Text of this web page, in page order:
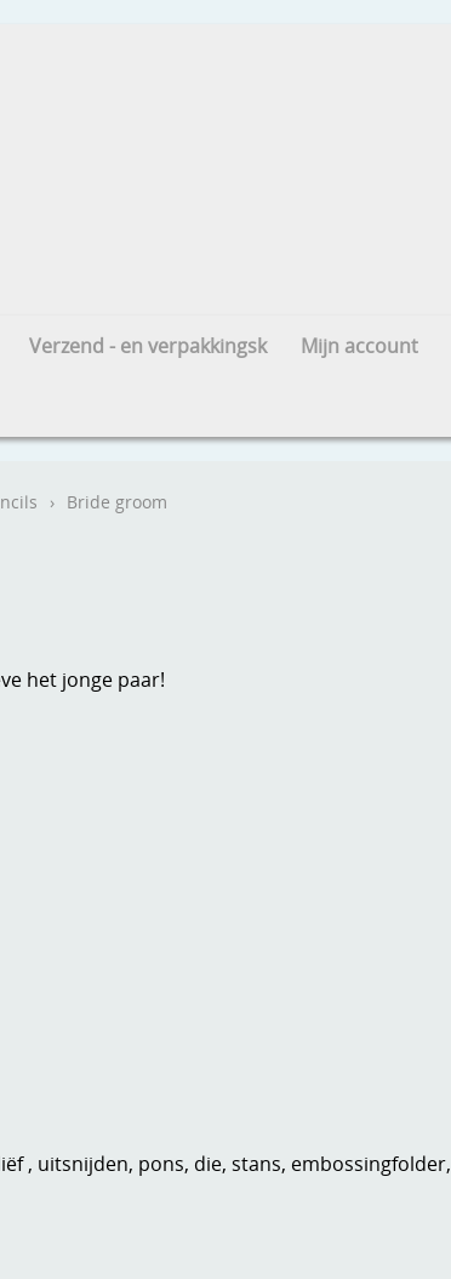
Verzend - en verpakkingsk Mijn account
› Bride groom
het jonge paar!
, uitsnijden, pons, die, stans, embossingfolder,